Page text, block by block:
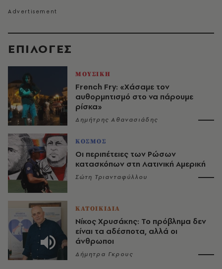
EΠΙΛΟΓΈΣ
ΜΟΥΣΙΚΗ
French Fry: «Χάσαμε τον
αυθορμητισμό στο να πάρουμε
ρίσκα»
Δημήτρης Αθανασιάδης
ΚΟΣΜΟΣ
Οι περιπέτειες των Ρώσων
κατασκόπων στη Λατινική Αμερική
Σώτη Τριανταφύλλου
ΚΑΤΟΙΚΙΔΙΑ
Νίκος Χρυσάκης: Το πρόβλημα δεν
είναι τα αδέσποτα, αλλά οι
άνθρωποι
Δήμητρα Γκρους